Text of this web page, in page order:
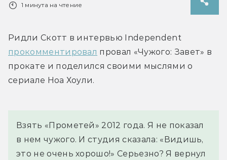
1 минута на чтение
Ридли Скотт в интервью Independent
прокомментировал провал «Чужого: Завет» в
прокате и поделился своими мыслями о
сериале Ноа Хоули.
Взять «Прометей» 2012 года. Я не показал
в нем чужого. И студия сказала: «Видишь,
это не очень хорошо!» Серьезно? Я вернул